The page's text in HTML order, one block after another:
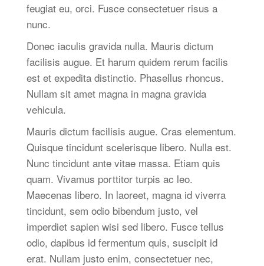
feugiat eu, orci. Fusce consectetuer risus a
nunc.
Donec iaculis gravida nulla. Mauris dictum
facilisis augue. Et harum quidem rerum facilis
est et expedita distinctio. Phasellus rhoncus.
Nullam sit amet magna in magna gravida
vehicula.
Mauris dictum facilisis augue. Cras elementum.
Quisque tincidunt scelerisque libero. Nulla est.
Nunc tincidunt ante vitae massa. Etiam quis
quam. Vivamus porttitor turpis ac leo.
Maecenas libero. In laoreet, magna id viverra
tincidunt, sem odio bibendum justo, vel
imperdiet sapien wisi sed libero. Fusce tellus
odio, dapibus id fermentum quis, suscipit id
erat. Nullam justo enim, consectetuer nec,